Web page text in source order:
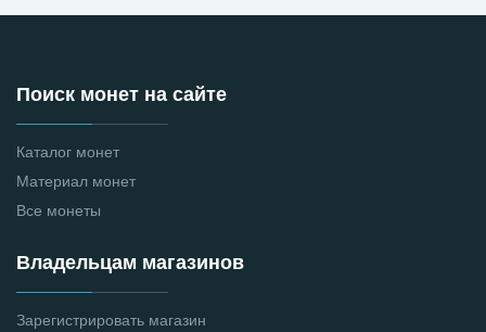
Поиск монет на сайте
Каталог монет
Материал монет
Все монеты
Владельцам магазинов
Зарегистрировать магазин